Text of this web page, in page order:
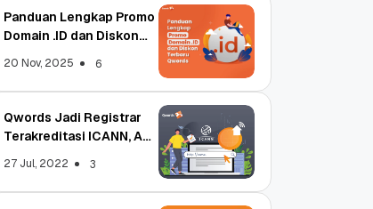
Panduan Lengkap Promo
Domain .ID dan Diskon
20 Nov, 2025 6
Qwords Jadi Registrar
Terakreditasi ICANN, Apa
27 Jul, 2022 3